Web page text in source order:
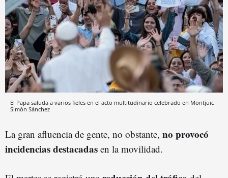
El Papa saluda a varios fieles en el acto multitudinario celebrado en Montjuïc
Simón Sánchez
La gran afluencia de gente, no obstante, no provocó
incidenciasdestacadas en la movilidad.